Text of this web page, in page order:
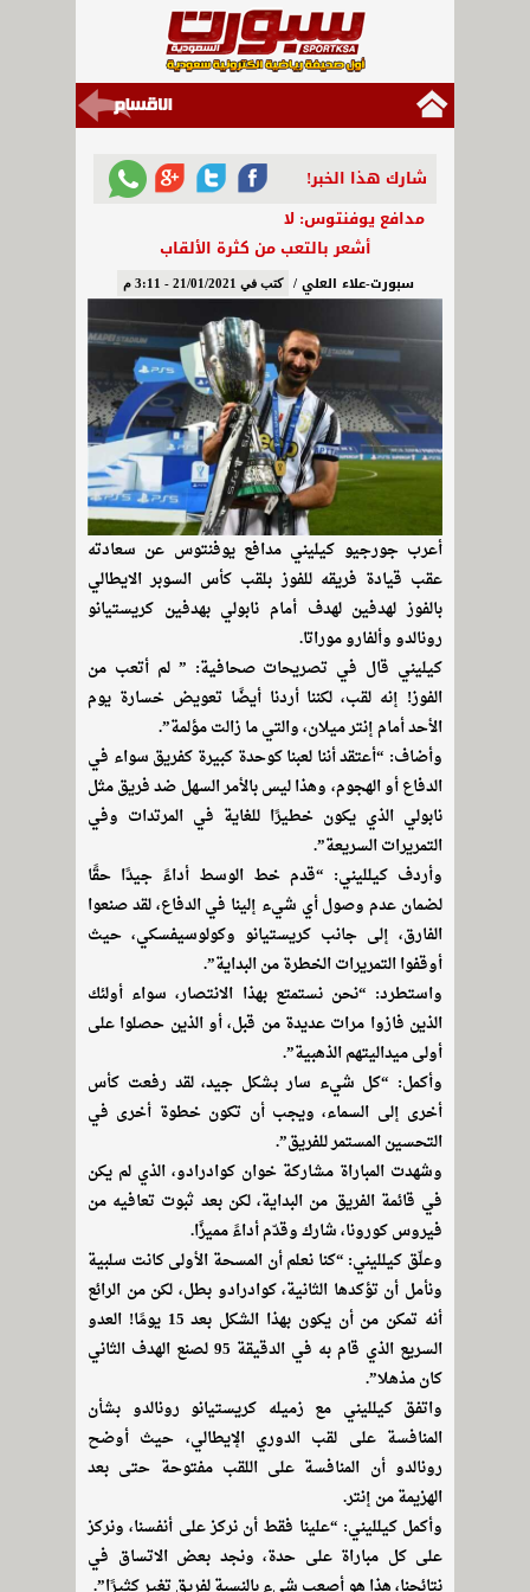
شارك هذا الخبر!
مدافع يوفنتوس: لا
أشعر بالتعب من كثرة الألقاب
سبورت-علاء العلي / كتب في 21/01/2021 - 3:11 م
أعرب جورجيو كيليني مدافع يوفنتوس عن سعادته
عقب قيادة فريقه للفوز بلقب كأس السوبر الايطالي
بالفوز لهدفين لهدف أمام نابولي بهدفين كريستيانو
رونالدو وألفارو موراتا.
كيليني قال في تصريحات صحافية: ” لم أتعب من
الفوز! إنه لقب، لكننا أردنا أيضًا تعويض خسارة يوم
الأحد أمام إنتر ميلان، والتي ما زالت مؤلمة”.
وأضاف: “أعتقد أننا لعبنا كوحدة كبيرة كفريق سواء في
الدفاع أو الهجوم، وهذا ليس بالأمر السهل ضد فريق مثل
نابولي الذي يكون خطيرًا للغاية في المرتدات وفي
التمريرات السريعة”.
وأردف كيلليني: “قدم خط الوسط أداءً جيدًا حقًا
لضمان عدم وصول أي شيء إلينا في الدفاع، لقد صنعوا
الفارق، إلى جانب كريستيانو وكولوسيفسكي، حيث
أوقفوا التمريرات الخطرة من البداية”.
واستطرد: “نحن نستمتع بهذا الانتصار، سواء أولئك
الذين فازوا مرات عديدة من قبل، أو الذين حصلوا على
أولى ميداليتهم الذهبية”.
وأكمل: “كل شيء سار بشكل جيد، لقد رفعت كأس
أخرى إلى السماء، ويجب أن تكون خطوة أخرى في
التحسين المستمر للفريق”.
وشهدت المباراة مشاركة خوان كوادرادو، الذي لم يكن
في قائمة الفريق من البداية، لكن بعد ثبوت تعافيه من
فيروس كورونا، شارك وقدّم أداءً مميزًا.
وعلّق كيلليني: “كنا نعلم أن المسحة الأولى كانت سلبية
ونأمل أن تؤكدها الثانية، كوادرادو بطل، لكن من الرائع
أنه تمكن من أن يكون بهذا الشكل بعد 15 يومًا! العدو
السريع الذي قام به في الدقيقة 95 لصنع الهدف الثاني
كان مذهلا”.
واتفق كيلليني مع زميله كريستيانو رونالدو بشأن
المنافسة على لقب الدوري الإيطالي، حيث أوضح
رونالدو أن المنافسة على اللقب مفتوحة حتى بعد
الهزيمة من إنتر.
وأكمل كيلليني: “علينا فقط أن نركز على أنفسنا، ونركز
على كل مباراة على حدة، ونجد بعض الاتساق في